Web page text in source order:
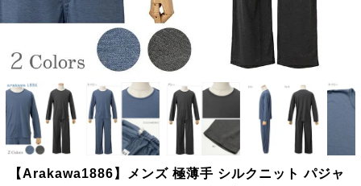
【Arakawa1886】メンズ 極薄手 シルクニット パジャ